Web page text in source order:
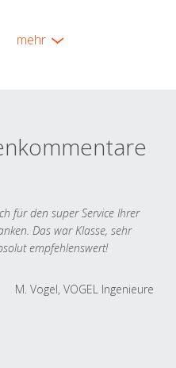
mehr
für den super Service Ihrer
Das war Klasse, sehr
empfehlenswert!
M. Vogel, VOGEL Ingenieure